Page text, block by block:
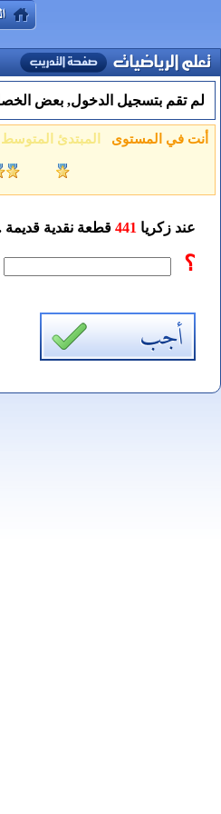
لم تقم بتسجيل الدخول, بعض
أنت في المستوى المبتدئ المتوسط
عند زكريا 441 قطعة نقدية قديمة .
؟